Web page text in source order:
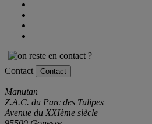
Contact Contact
Manutan
Z.A.C. du Parc des Tulipes
Avenue du XXIème siècle